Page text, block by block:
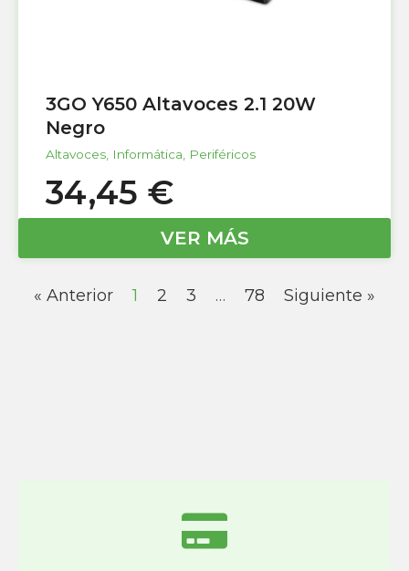
3GO Y650 Altavoces 2.1 20W
Negro
Altavoces, Informática, Periféricos
34,45 €
VER MÁS
« Anterior 1 2 3 … 78 Siguiente »